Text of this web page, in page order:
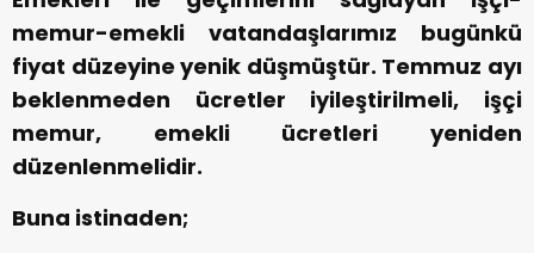
memur-emekli vatandaşlarımız bugünkü
fiyat düzeyine yenik düşmüştür. Temmuz ayı
beklenmeden ücretler iyileştirilmeli, işçi
memur, emekli ücretleri yeniden
düzenlenmelidir.
Buna istinaden;